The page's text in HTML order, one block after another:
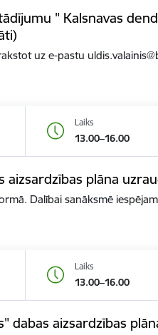
" Kalsnavas
uz e-pastu
Laiks
13.00–16.00
aizsardzības plāna
Dalībai sanāksmē
Laiks
13.00–16.00
dabas aizsardzības